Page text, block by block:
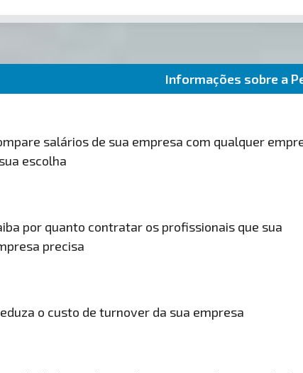
Informações sobre a
salários de sua empresa com qualquer
escolha
por quanto contratar os profissionais que sua
precisa
o custo de turnover da sua empresa